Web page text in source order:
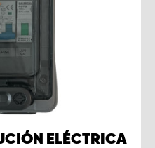
ELÉCTRICA